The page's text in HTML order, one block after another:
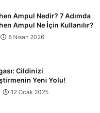
Ampul Nedir? 7 Adımda
Ampul Ne İçin Kullanılır?
8 Nisan 2026
Cildinizi
Yeni Yolu!
12 Ocak 2025